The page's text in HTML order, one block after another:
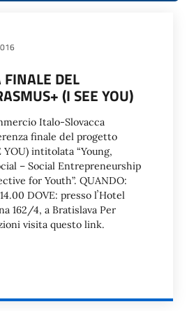
FINALE DEL
(I SEE YOU)
Italo-Slovacca
finale del progetto
YOU) intitolata “Young,
– Social Entrepreneurship
for Youth”. QUANDO:
DOVE: presso lʼHotel
162/4, a Bratislava Per
visita questo link.